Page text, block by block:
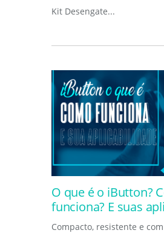
Kit Desengate...
O que é o iButton?
funciona? E suas
Compacto, resistente e